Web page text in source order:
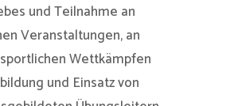
und Teilnahme an
Veranstaltungen, an
Wettkämpfen
und Einsatz von